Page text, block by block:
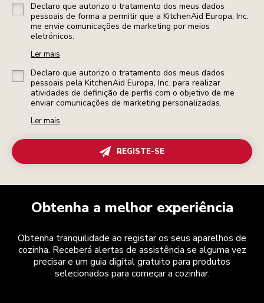
Declaro que autorizo o tratamento dos meus dados
pessoais de forma a permitir que a KitchenAid Europa, Inc.
me envie comunicações de marketing por meios
eletrónicos.
Ler mais
Declaro que autorizo o tratamento dos meus dados
pessoais pela KitchenAid Europa, Inc. para realizar
atividades de definição de perfis com o objetivo de me
enviar comunicações de marketing personalizadas.
Ler mais
REGISTE-SE
Obtenha a melhor experiência
Obtenha tranquilidade ao registar os seus aparelhos de
cozinha. Receberá alertas de assistência se alguma vez
precisar e um guia digital gratuito para produtos
selecionados para começar a cozinhar.